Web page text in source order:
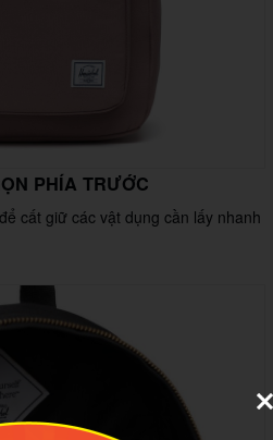
PHÍA TRƯỚC
cất giữ các vật dụng cần lấy nhanh